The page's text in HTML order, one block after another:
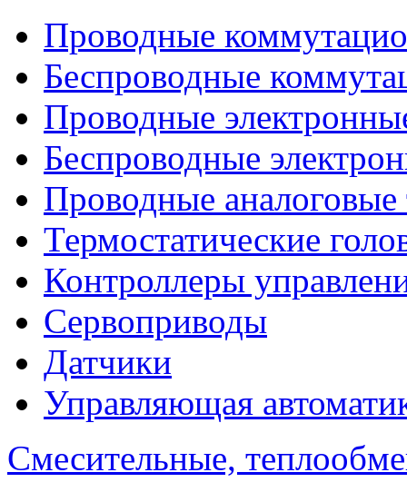
Проводные
Беспроводные
Проводные
Беспроводные
Проводные аналоговые
Термостатические
Контроллеры
Сервоприводы
Датчики
Управляющая
Смесительные,